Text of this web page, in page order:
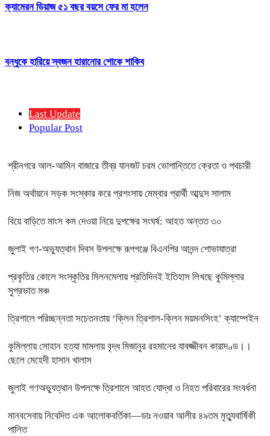
ক্যামেরন ডিয়াজ ৫১ বছর বয়সে ফের মা হলেন
বন্ধুকে হারিয়ে স্বজন হারানোর শোকে শাকিব
Last Update
Popular Post
শ্রীনগরে আল-আমিন বাজারে তীব্র যানজট চরম ভোগান্তিতে ক্রেতা ও পথচারী
নিজ অর্থায়নে সড়ক সংস্কার করে প্রশংসায় মেম্বার প্রার্থী আব্দুস সালাম
বিয়ে বাড়িতে মাংস কম দেওয়া নিয়ে দুপক্ষের সংঘর্ষ: আহত অন্তত ৩০ ​
জুলাই গণ-অভ্যুত্থান দিবস উপলক্ষে রূপগঞ্জে বিএনপির আনন্দ শোভাযাত্রা
প্রকৃতির কোলে সংস্কৃতির মিলনমেলায় প্রতিদিনই ইতিহাস লিখছে কুমিল্লার
সুপ্রভাত মঞ্চ
ত্রিশালে পরিচ্ছন্নতা সচেতনতায় ‘ক্লিন ত্রিশাল-ক্লিন ময়মনসিংহ’ ক্যাম্পেইন
কুমিল্লায় সোহান হত্যা মামলায় বৃদ্ধ মিজানুর রহমানের যাবজ্জীবন কারাদণ্ড।।
ছেলে মেহেদী হাসান খালাস
জুলাই গণঅভ্যুত্থান উপলক্ষে ত্রিশালে আহত যোদ্ধা ও নিহত পরিবারের সংবর্ধনা
মানবসেবায় নিবেদিত এক আলোকবর্তিকা—ডাঃ নওয়াব আলীর ৪৯তম মৃত্যুবার্ষিকী
পালিত